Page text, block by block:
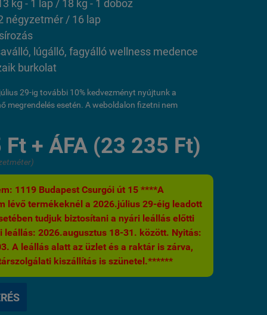
kg - 1 lap / 18 kg - 1 doboz
négyzetmér / 16 lap
lúgálló, fagyálló wellness medence
burkolat
29-ig további 10% kedvezményt nyújtunk a
megrendelés esetén. A weboldalon fizetni nem
Ft + ÁFA (23 235 Ft)
1119 Budapest Csurgói út 15 ****A
lévő termékeknél a 2026.július 29-éig leadott
tudjuk biztosítani a nyári leállás előtti
leállás: 2026.augusztus 18-31. között. Nyitás:
A leállás alatt az üzlet és a raktár is zárva,
kiszállítás is szünetel.******